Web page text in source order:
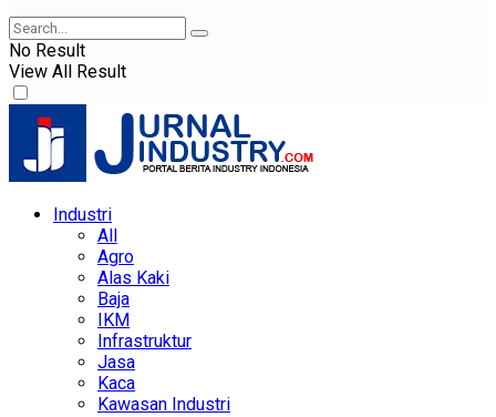
No Result
View All Result
Industri
All
Agro
Alas Kaki
Baja
IKM
Infrastruktur
Jasa
Kaca
Kawasan Industri